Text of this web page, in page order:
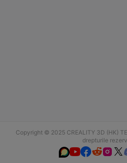
Copyright © 2025 CREALITY 3D (HK)
drepturile
 